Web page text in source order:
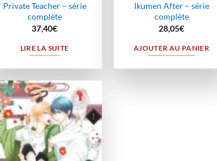
Private Teacher – série
complète
37,40€
LIRE LA SUITE
Ikumen After – série
complète
28,05€
AJOUTER AU PANIER
Ajouter
à la
wishlist